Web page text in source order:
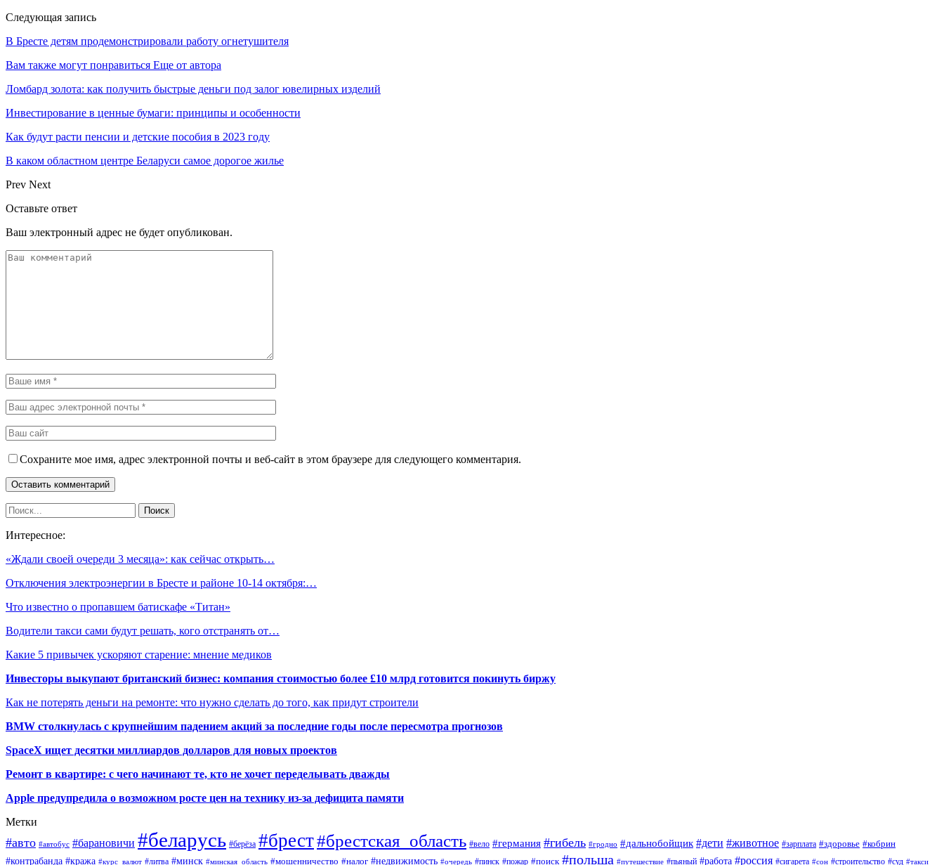
Следующая запись
В Бресте детям продемонстрировали работу огнетушителя
Вам также могут понравиться Еще от автора
Ломбард золота: как получить быстрые деньги под залог ювелирных изделий
Инвестирование в ценные бумаги: принципы и особенности
Как будут расти пенсии и детские пособия в 2023 году
В каком областном центре Беларуси самое дорогое жилье
Prev Next
Оставьте ответ
Ваш электронный адрес не будет опубликован.
Сохраните мое имя, адрес электронной почты и веб-сайт в этом браузере для следующего комментария.
Интересное:
«Ждали своей очереди 3 месяца»: как сейчас открыть…
Отключения электроэнергии в Бресте и районе 10-14 октября:…
Что известно о пропавшем батискафе «Титан»
Водители такси сами будут решать, кого отстранять от…
Какие 5 привычек ускоряют старение: мнение медиков
Инвесторы выкупают британский бизнес: компания стоимостью более £10 млрд готовится покинуть биржу
Как не потерять деньги на ремонте: что нужно сделать до того, как придут строители
BMW столкнулась с крупнейшим падением акций за последние годы после пересмотра прогнозов
SpaceX ищет десятки миллиардов долларов для новых проектов
Ремонт в квартире: с чего начинают те, кто не хочет переделывать дважды
Apple предупредила о возможном росте цен на технику из-за дефицита памяти
Метки
#авто #автобус #барановичи #беларусь #берёза #брест#брестская_область #вело #германия #гибель #гродно #дальнобойщик #дети #животное #зарплата #здоровье #кобрин
#контрабанда #кража #курс_валют #литва #минск #минская_область #мошенничество #налог #недвижимость #очередь #пинск #пожар #поиск #польша #путешествие #пьяный #работа #россия #сигарета #сон #строительство #суд #такси